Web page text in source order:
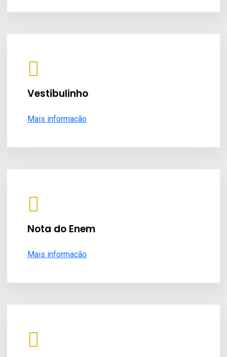
Vestibulinho
Mais informação
Nota do Enem
Mais informação